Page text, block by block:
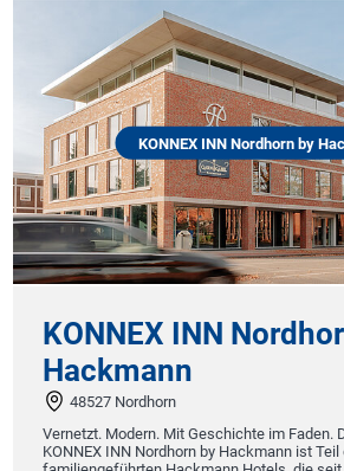
KONNEX INN Nordhorn by
KONNEX INN
Hackmann
48527 Nordhorn
Vernetzt. Modern. Mit Geschichte im Faden.
KONNEX INN Nordhorn by Hackmann ist Teil